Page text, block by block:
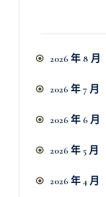
2026 年 8 月
2026 年 7 月
2026 年 6 月
2026 年 5 月
2026 年 4 月